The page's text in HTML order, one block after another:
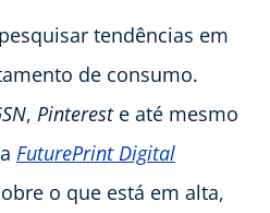
tendências em
de consumo.
, Pintereste até mesmo
FuturePrint Digital
o que está em alta,